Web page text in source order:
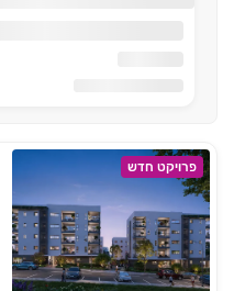
פרויקט חדש